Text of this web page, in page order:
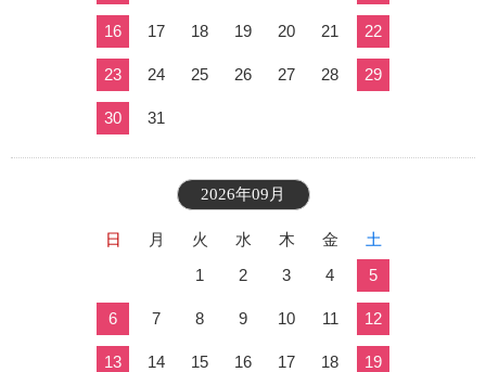
16 17 18 19 20 21 22
23 24 25 26 27 28 29
30 31
2026年09月
日 月 火 水 木 金
土
1
2 3 4 5
6 7 8 9 10 11 12
13 14 15 16 17 18 19